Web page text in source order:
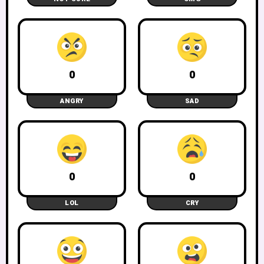
0
ANGRY
0
SAD
0
LOL
0
CRY